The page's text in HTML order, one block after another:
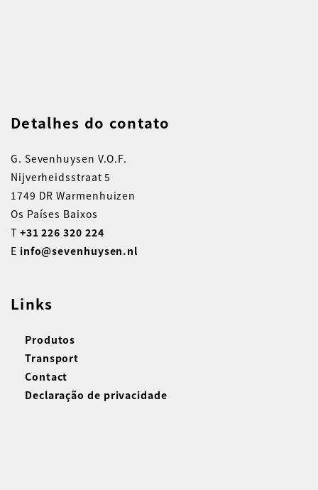
Detalhes do contato
G. Sevenhuysen V.O.F.
Nijverheidsstraat 5
1749 DR Warmenhuizen
Os Países Baixos
T +31 226 320 224
E info@sevenhuysen.nl
Links
Produtos
Transport
Contact
Declaração de privacidade